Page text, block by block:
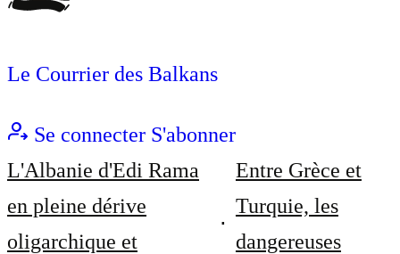
Le Courrier des Balkans
Se connecter S'abonner
L'Albanie d'Edi Rama
en pleine dérive
oligarchique et
Entre Grèce et
Turquie, les
dangereuses